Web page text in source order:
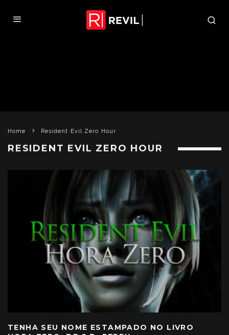
Home Resident Evil Zero Hour
RESIDENT EVIL ZERO HOUR
TENHA SEU NOME ESTAMPADO NO LIVRO